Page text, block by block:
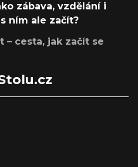
zábava, vzdělání i
ním ale začít?
– cesta, jak začít se